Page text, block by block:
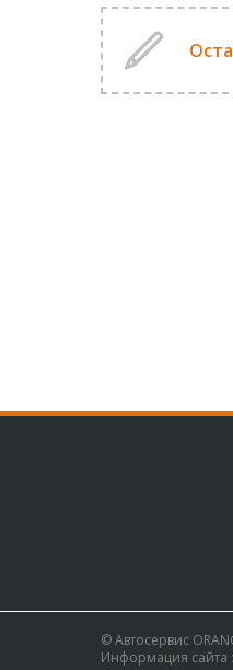
© Автосервис
Информация сайта